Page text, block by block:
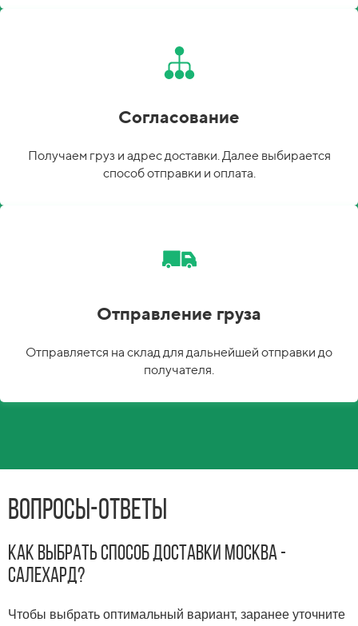
Согласование
Получаем груз и адрес доставки. Далее выбирается
способ отправки и оплата.
Отправление груза
Отправляется на склад для дальнейшей отправки до
получателя.
Вопросы-Ответы
Как выбрать способ доставки Москва -
Салехард?
Чтобы выбрать оптимальный вариант, заранее уточните